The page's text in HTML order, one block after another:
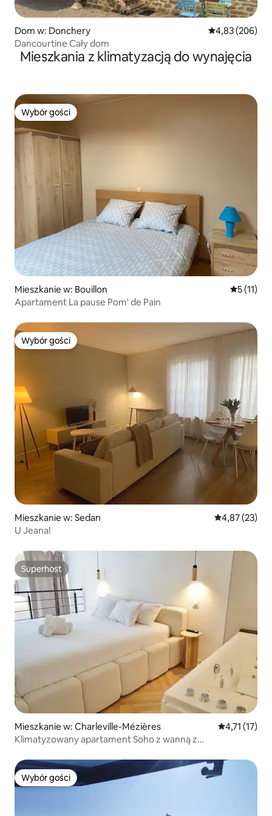
Dom w: Donchery Średnia
4,83 (206)
Dancourtine Cały dom
Mieszkania z klimatyzacją do wynajęcia
Wybór gości
Wybór gości
Mieszkanie w: Bouillon Średnia
5 (11)
Apartament La pause Pom' de Pain
Wybór gości
Wybór gości
Mieszkanie w: Sedan Średnia
4,87 (23)
U Jeana!
Superhost
Superhost
Mieszkanie w: Charleville-Mézières Średnia
4,71 (17)
Klimatyzowany apartament Soho z wanną z
Wybór gości
Wybór gości